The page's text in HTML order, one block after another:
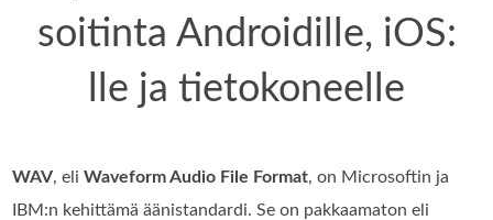
soitinta Androidille, iOS:
lle ja tietokoneelle
WAV, eliWaveform Audio File Format, on Microsoftin ja
IBM:n kehittämä äänistandardi. Se on pakkaamaton eli